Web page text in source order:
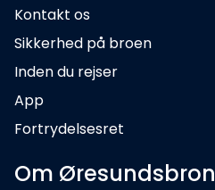
Kontakt os
Sikkerhed på broen
Inden du rejser
App
Fortrydelsesret
Om Øresundsbron